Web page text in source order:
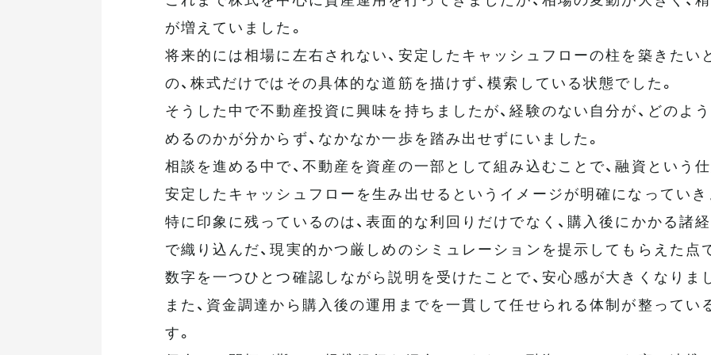
が増えていました。
将来的には相場に左右されない、安定したキャッシュフローの柱を築きた
の、株式だけではその具体的な道筋を描けず、模索している状態でした。
そうした中で不動産投資に興味を持ちましたが、経験のない自分が、どのよ
めるのかが分からず、なかなか一歩を踏み出せずにいました。
相談を進める中で、不動産を資産の一部として組み込むことで、融資という
安定したキャッシュフローを生み出せるというイメージが明確になっていき
特に印象に残っているのは、表面的な利回りだけでなく、購入後にかかる諸
で織り込んだ、現実的かつ厳しめのシミュレーションを提示してもらえた点
数字を一つひとつ確認しながら説明を受けたことで、安心感が大きくなりま
また、資金調達から購入後の運用までを一貫して任せられる体制が整って
す。